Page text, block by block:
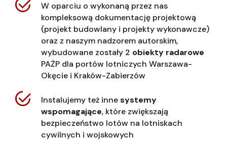
W oparciu o wykonaną przez nas
kompleksową dokumentację projektową
(projekt budowlany i projekty wykonawcze)
oraz z naszym nadzorem autorskim,
wybudowane zostały 2 obiekty radarowe
PAŻP dla portów lotniczych Warszawa-
Okęcie i Kraków-Zabierzów
Instalujemy też innesystemy
wspomagające, które zwiększają
bezpieczeństwo lotów na lotniskach
cywilnych i wojskowych